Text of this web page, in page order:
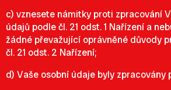
c) vznesete námitky proti zpracování
údajů podle čl. 21 odst. 1 Nařízení a
žádné převažující oprávněné důvody
čl. 21 odst. 2 Nařízení;
d) Vaše osobní údaje byly zpracovány